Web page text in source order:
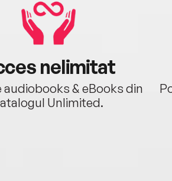
nelimitat
audiobooks & eBooks din
Unlimited.